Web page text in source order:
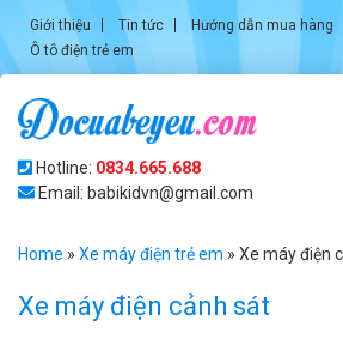
Giới thiệu Tin tức Hướng dẫn mua hàng
Ô tô điện trẻ em
Hotline: 0834.665.688
Email: babikidvn@gmail.com
Home » Xe máy điện trẻ em » Xe máy điện
Xe máy điện cảnh sát